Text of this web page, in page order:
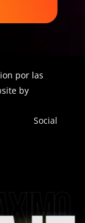
por las
by
Social